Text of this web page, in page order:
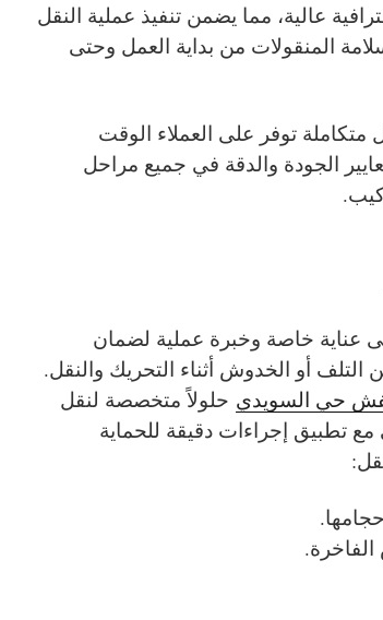
عالية، مما يضمن تنفيذ عملية النقل
المنقولات من بداية العمل وحتى
توفر على العملاء الوقت
الجودة والدقة في جميع مراحل
عناية خاصة وخبرة عملية لضمان
أو الخدوش أثناء التحريك والنقل.
حي السويدي حلولاً متخصصة لنقل
مع تطبيق إجراءات دقيقة للحماية